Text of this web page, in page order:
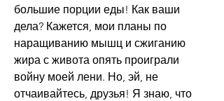
большие порции еды! Как ваши
дела? Кажется, мои планы по
наращиванию мышц и сжиганию
жира с живота опять проиграли
войну моей лени. Но, эй, не
отчаивайтесь, друзья! Я знаю, что